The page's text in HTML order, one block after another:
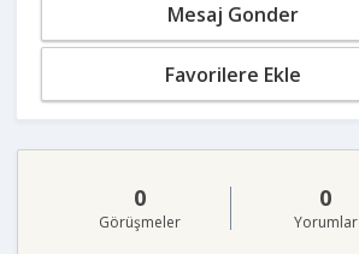
Mesaj Gonder
Favorilere Ekle
0
Görüşmeler
0
Yorumlar